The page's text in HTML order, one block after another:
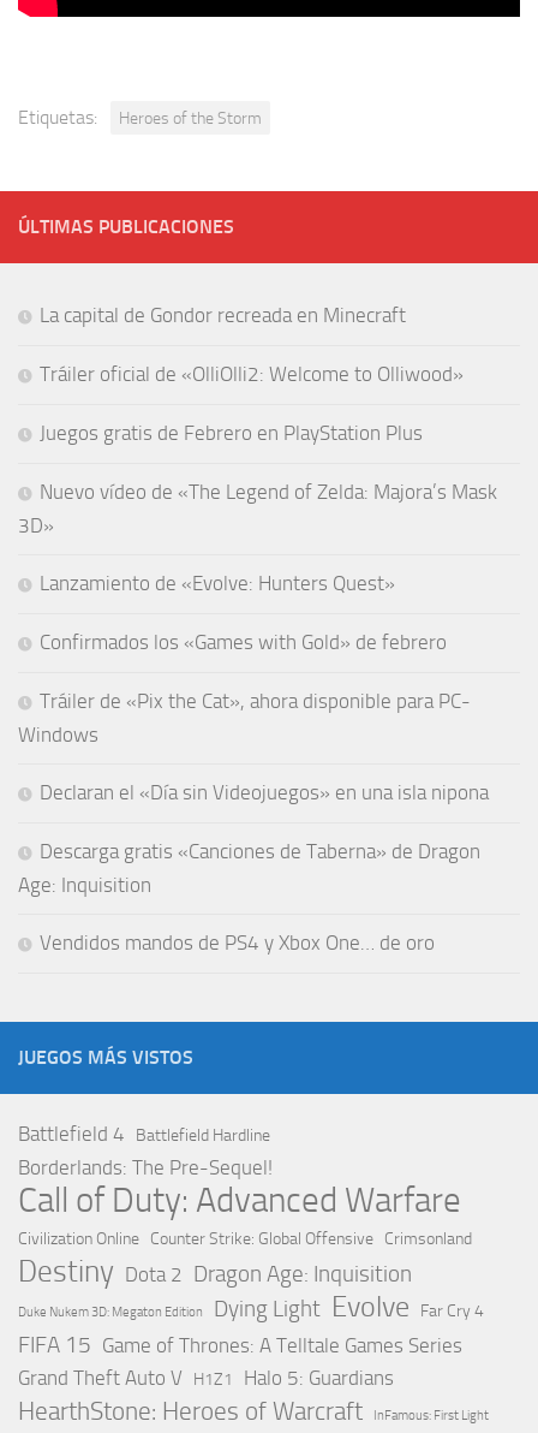
Etiquetas: Heroes of the Storm
ÚLTIMAS PUBLICACIONES
La capital de Gondor recreada en Minecraft
Tráiler oficial de «OlliOlli2: Welcome to Olliwood»
Juegos gratis de Febrero en PlayStation Plus
Nuevo vídeo de «The Legend of Zelda: Majora’s Mask
3D»
Lanzamiento de «Evolve: Hunters Quest»
Confirmados los «Games with Gold» de febrero
Tráiler de «Pix the Cat», ahora disponible para PC-
Windows
Declaran el «Día sin Videojuegos» en una isla nipona
Descarga gratis «Canciones de Taberna» de Dragon
Age: Inquisition
Vendidos mandos de PS4 y Xbox One… de oro
JUEGOS MÁS VISTOS
Battlefield 4 Battlefield Hardline
Borderlands: The Pre-Sequel!
Call of Duty: Advanced Warfare
Civilization Online Counter Strike: Global Offensive Crimsonland
Destiny Dota 2 Dragon Age: Inquisition
Duke Nukem 3D: Megaton Edition Dying Light Evolve Far Cry 4
FIFA 15 Game of Thrones: A Telltale Games Series
Grand Theft Auto V H1Z1 Halo 5: Guardians
HearthStone: Heroes of Warcraft InFamous: First Light